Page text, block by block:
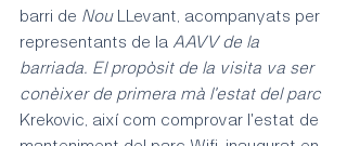
barri de Nou LLevant, acompanyats per
representants de la AAVV de la
barriada. El propòsit de la visita va ser
conèixer de primera mà l'estat del parc
Krekovic, així com comprovar l'estat de